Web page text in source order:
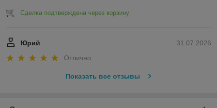
Сделка подтверждена через корзину
31.07.2026
Юрий
Отлично
Показать все отзывы